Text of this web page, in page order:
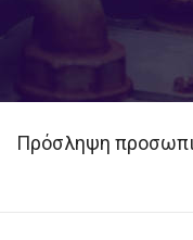
Πρόσληψη